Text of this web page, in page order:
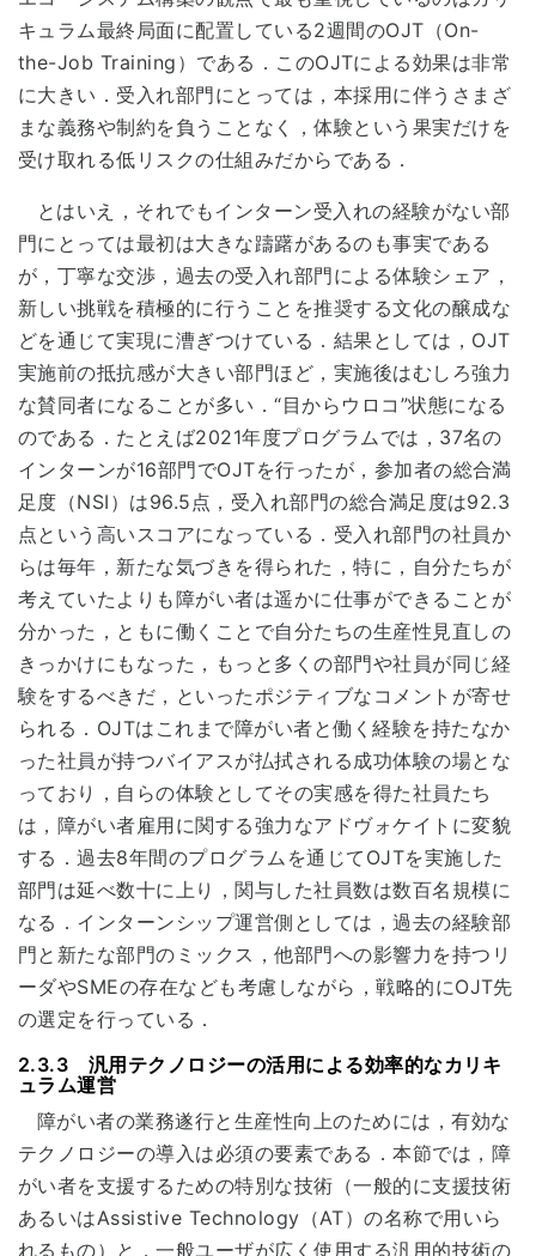
キュラム最終局面に配置している2週間のOJT（On-
the-Job Training）である．このOJTによる効果は非常
に大きい．受入れ部門にとっては，本採用に伴うさまざ
まな義務や制約を負うことなく，体験という果実だけを
受け取れる低リスクの仕組みだからである．
とはいえ，それでもインターン受入れの経験がない部
門にとっては最初は大きな躊躇があるのも事実である
が，丁寧な交渉，過去の受入れ部門による体験シェア，
新しい挑戦を積極的に行うことを推奨する文化の醸成な
どを通じて実現に漕ぎつけている．結果としては，OJT
実施前の抵抗感が大きい部門ほど，実施後はむしろ強力
な賛同者になることが多い．“目からウロコ”状態になる
のである．たとえば2021年度プログラムでは，37名の
インターンが16部門でOJTを行ったが，参加者の総合満
足度（NSI）は96.5点，受入れ部門の総合満足度は92.3
点という高いスコアになっている．受入れ部門の社員か
らは毎年，新たな気づきを得られた，特に，自分たちが
考えていたよりも障がい者は遥かに仕事ができることが
分かった，ともに働くことで自分たちの生産性見直しの
きっかけにもなった，もっと多くの部門や社員が同じ経
験をするべきだ，といったポジティブなコメントが寄せ
られる．OJTはこれまで障がい者と働く経験を持たなか
った社員が持つバイアスが払拭される成功体験の場とな
っており，自らの体験としてその実感を得た社員たち
は，障がい者雇用に関する強力なアドヴォケイトに変貌
する．過去8年間のプログラムを通じてOJTを実施した
部門は延べ数十に上り，関与した社員数は数百名規模に
なる．インターンシップ運営側としては，過去の経験部
門と新たな部門のミックス，他部門への影響力を持つリ
ーダやSMEの存在なども考慮しながら，戦略的にOJT先
の選定を行っている．
2.3.3 汎用テクノロジーの活用による効率的なカリキ
ュラム運営
障がい者の業務遂行と生産性向上のためには，有効な
テクノロジーの導入は必須の要素である．本節では，障
がい者を支援するための特別な技術（一般的に支援技術
あるいはAssistive Technology（AT）の名称で用いら
れるもの）と，一般ユーザが広く使用する汎用的技術の